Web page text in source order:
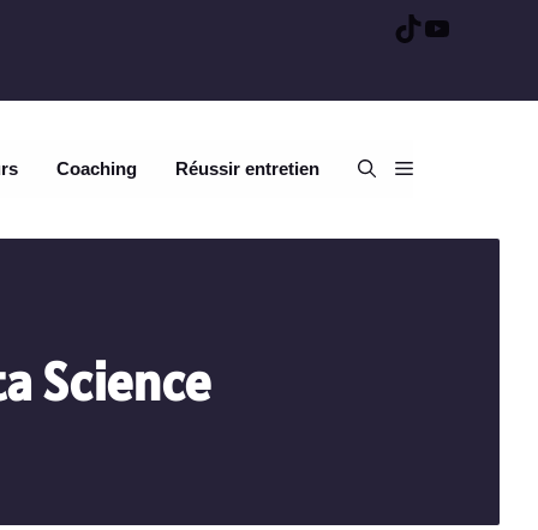
TikTokYouTube
Coaching Réussir entretien
Science